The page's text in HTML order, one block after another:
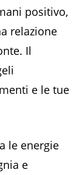
positivo,
relazione
Il
e le tue
le energie
e